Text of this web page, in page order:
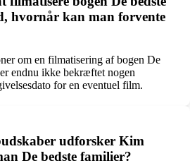
hvornår kan man forvente
om en filmatisering af bogen De
endnu ikke bekræftet nogen
for en eventuel film.
udforsker Kim
De bedste familier?